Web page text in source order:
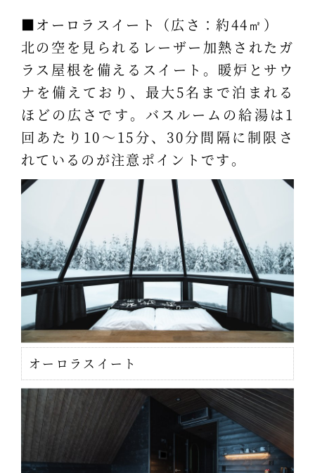
■オーロラスイート（広さ：約44㎡）
北の空を見られるレーザー加熱されたガ
ラス屋根を備えるスイート。暖炉とサウ
ナを備えており、最大5名まで泊まれる
ほどの広さです。バスルームの給湯は1
回あたり10～15分、30分間隔に制限さ
れているのが注意ポイントです。
オーロラスイート